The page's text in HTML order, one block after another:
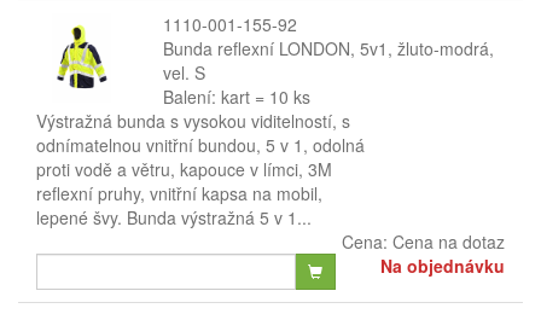
1110-001-155-92
Bunda reflexní LONDON, 5v1, žluto-modrá,
vel. S
Balení: kart = 10 ks
Výstražná bunda s vysokou viditelností, s
odnímatelnou vnitřní bundou, 5 v 1, odolná
proti vodě a větru, kapouce v límci, 3M
reflexní pruhy, vnitřní kapsa na mobil,
lepené švy. Bunda výstražná 5 v 1...
Cena: Cena na dotaz
Na objednávku